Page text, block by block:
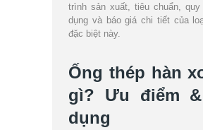
trình sản xuất, tiêu chuẩn,
dụng và báo giá chi tiết của
đặc biệt này.
Ống thép hàn
gì? Ưu điểm
dụng